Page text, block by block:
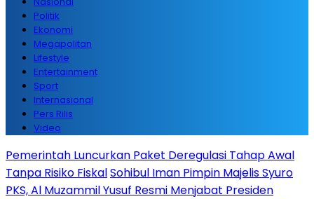
Politik
Ekonomi
Megapolitan
Lifestyle
Entertainment
Sport
Internasional
Pers Rilis
Video
Pemerintah Luncurkan Paket Deregulasi Tahap Awal
Tanpa Risiko FiskalSohibul Iman Pimpin Majelis Syuro
PKS, Al Muzammil Yusuf Resmi Menjabat Presiden